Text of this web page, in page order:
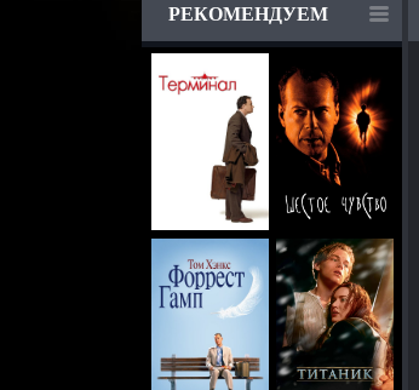
РЕКОМЕНДУЕМ